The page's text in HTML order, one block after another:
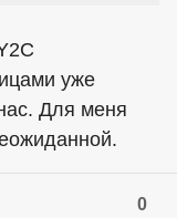
уже
Для меня
0